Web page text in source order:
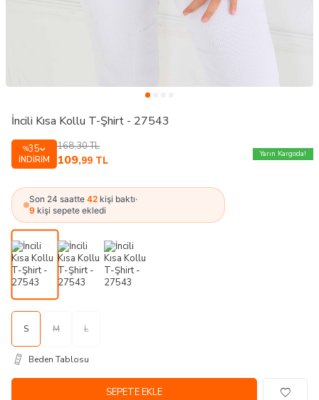
İncili Kısa Kollu T-Şhirt - 27543
%35
İNDIRIM
168,30TL
109,99 TL
Yarın Kargoda!
Son 24 saatte 42 kişi baktı·
9 kişi sepete ekledi
S M L
Beden Tablosu
SEPETE EKLE